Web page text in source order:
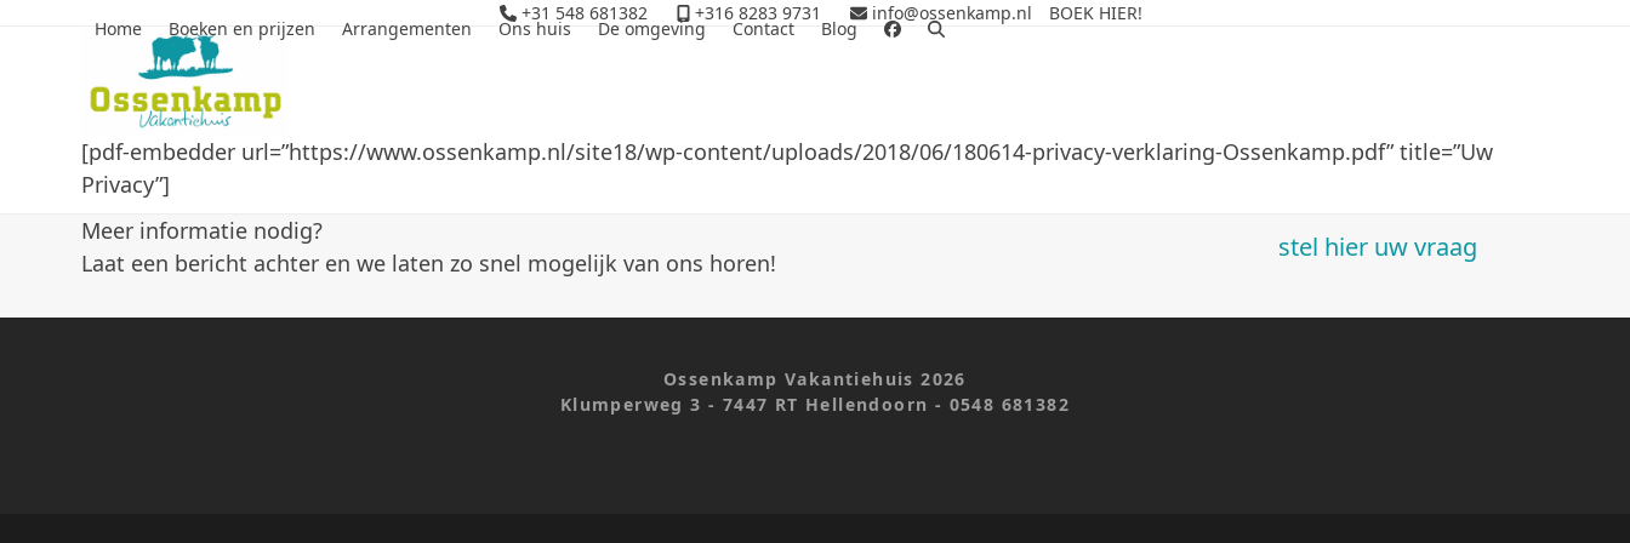
+31 548 681382 +316 8283 9731 info@ossenkamp.nl BOEK HIER!
Home Boeken en prijzen Arrangementen Ons huis De omgeving Contact Blog
[pdf-embedder url=”https://www.ossenkamp.nl/site18/wp-content/uploads/2018/06/180614-privacy-verklaring-Ossenkamp.pdf” title=”Uw
Privacy”]
Meer informatie nodig?
Laat een bericht achter en we laten zo snel mogelijk van ons horen!
stel hier uw vraag
Ossenkamp Vakantiehuis 2026
Klumperweg 3 - 7447 RT Hellendoorn - 0548 681382